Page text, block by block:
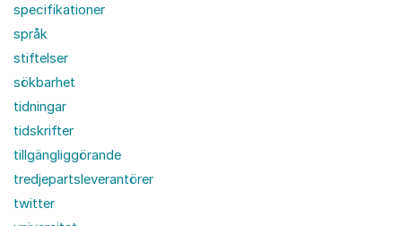
specifikationer
språk
stiftelser
sökbarhet
tidningar
tidskrifter
tillgängliggörande
tredjepartsleverantörer
twitter